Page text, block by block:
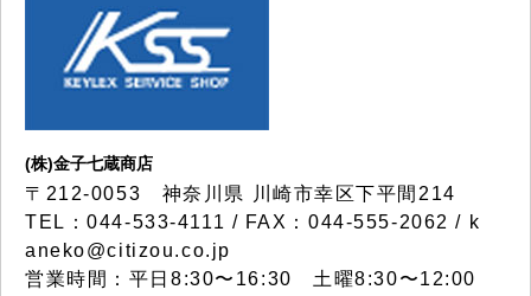
(株)金子七蔵商店
〒212-0053 神奈川県 川崎市幸区下平間214
TEL：044-533-4111 / FAX：044-555-2062 / k
aneko@citizou.co.jp
営業時間：平日8:30〜16:30 土曜8:30〜12:00